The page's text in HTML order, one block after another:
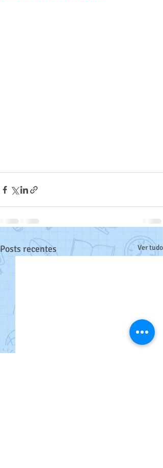
Posts recentes Ver tudo